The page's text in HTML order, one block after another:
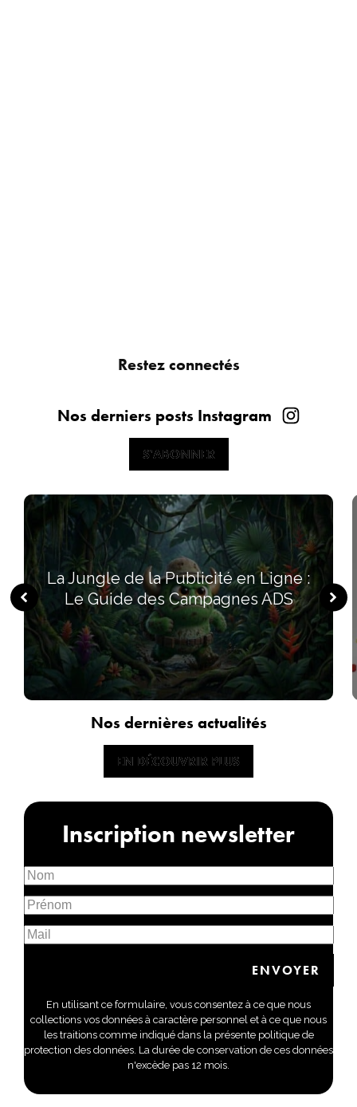
Restez connectés
Nos derniers posts Instagram
S'ABONNER
S'ABONNER
La Jungle de la Publicité en Ligne :
Le Guide des Campagnes ADS
Nos dernières actualités
EN DÉCOUVRIR PLUS
EN DÉCOUVRIR PLUS
Inscription newsletter
En utilisant ce formulaire, vous consentez à ce que nous
collections vos données à caractère personnel et à ce que nous
les traitions comme indiqué dans la présente politique de
protection des données. La durée de conservation de ces données
n'excède pas 12 mois.